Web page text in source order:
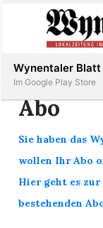
Immobilien
Abo
Sie haben das
wollen Ihr Abo
Hier geht es
bestehenden
Wynentaler Blatt
Im Google Play Store